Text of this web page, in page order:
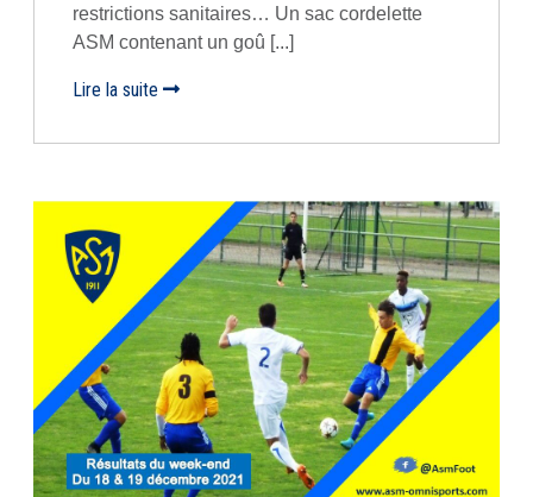
restrictions sanitaires… Un sac cordelette
ASM contenant un goû [...]
Lire la suite